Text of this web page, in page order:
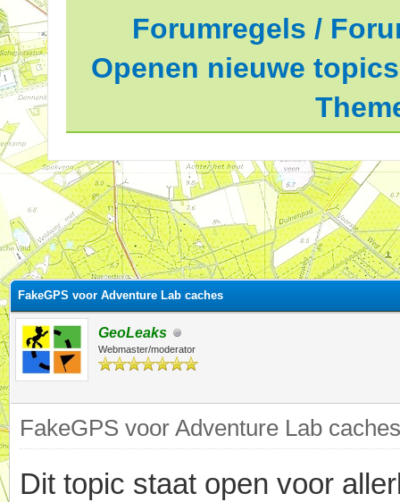
Forumregels /
Openen nieuwe
waardering is 2.81
FakeGPS voor Adventure Lab caches
GeoLeaks
Webmaster/moderator
FakeGPS voor Adventure Lab
Dit topic staat open voor